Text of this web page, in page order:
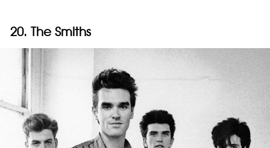
20. The Smiths